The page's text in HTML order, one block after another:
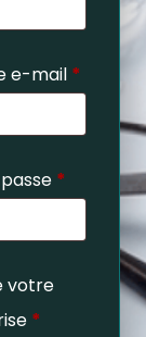
e-mail *
*
votre
*